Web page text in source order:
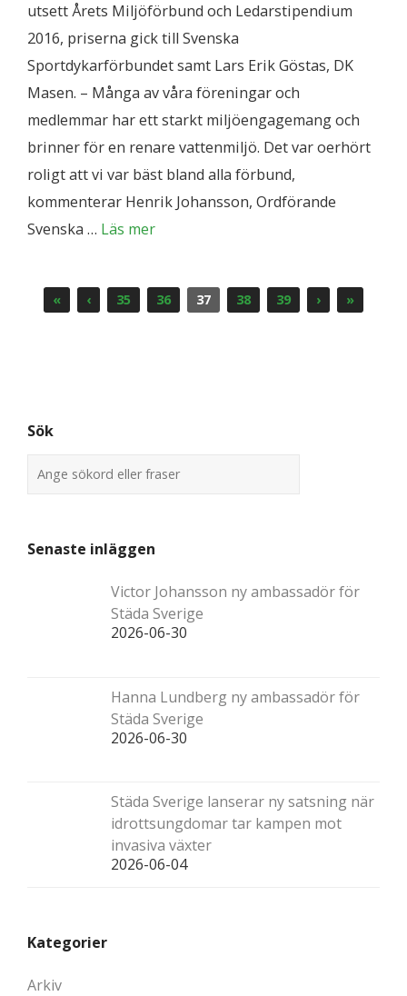
utsett Årets Miljöförbund och Ledarstipendium
2016, priserna gick till Svenska
Sportdykarförbundet samt Lars Erik Göstas, DK
Masen. – Många av våra föreningar och
medlemmar har ett starkt miljöengagemang och
brinner för en renare vattenmiljö. Det var oerhört
roligt att vi var bäst bland alla förbund,
kommenterar Henrik Johansson, Ordförande
Svenska … Läs mer
« ‹ 35 36 37 38 39 › »
Sök
Senaste inläggen
Victor Johansson ny ambassadör för
Städa Sverige
2026-06-30
Hanna Lundberg ny ambassadör för
Städa Sverige
2026-06-30
Städa Sverige lanserar ny satsning när
idrottsungdomar tar kampen mot
invasiva växter
2026-06-04
Kategorier
Arkiv